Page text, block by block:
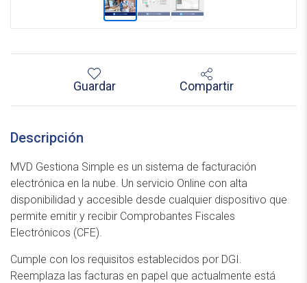
Guardar Compartir
Descripción
MVD Gestiona Simple es un sistema de facturación
electrónica en la nube. Un servicio Online con alta
disponibilidad y accesible desde cualquier dispositivo que
permite emitir y recibir Comprobantes Fiscales
Electrónicos (CFE).
Cumple con los requisitos establecidos por DGI.
Reemplaza las facturas en papel que actualmente está